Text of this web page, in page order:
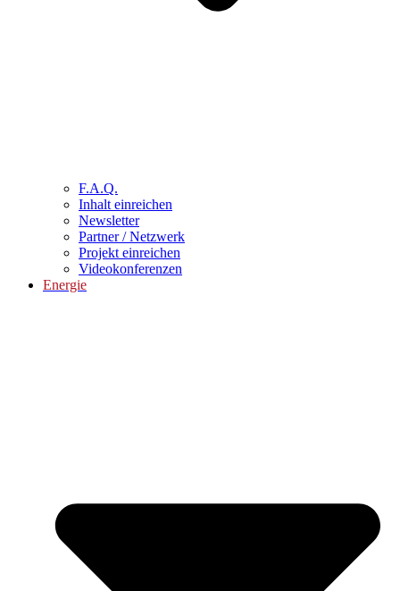
F.A.Q.
Inhalt einreichen
Newsletter
Partner / Netzwerk
Projekt einreichen
Videokonferenzen
Energie